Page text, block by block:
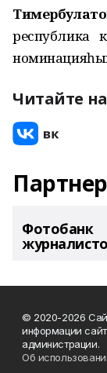
республика
Читайте
Фотобанк
© 2020-2026
информации
администрации.
Об